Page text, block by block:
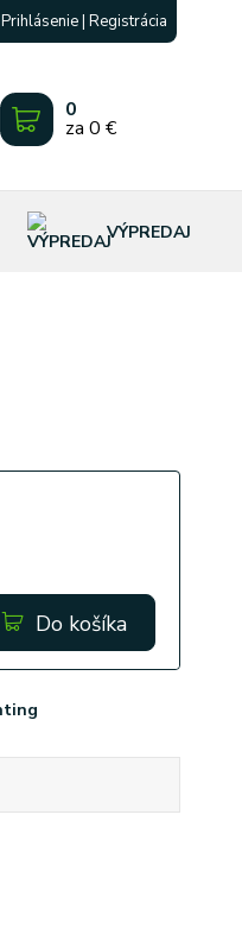
Prihlásenie | Registrácia
0
za 0 €
VÝPREDAJ
Do košíka